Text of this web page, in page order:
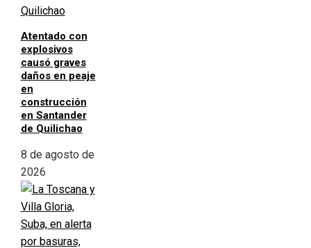
Atentado con
explosivos
causó graves
daños en peaje
en
construcción
en Santander
de Quilichao
8 de agosto de
2026